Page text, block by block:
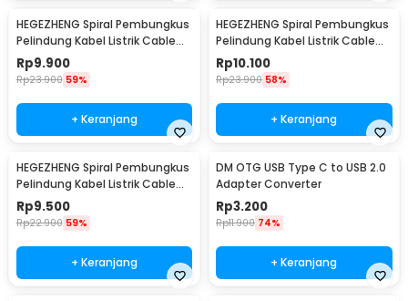
HEGEZHENG Spiral Pembungkus
Pelindung Kabel Listrik Cable
Organizer 6mmx14M - HPS-60
Rp9.900
Rp23.900 59%
+ Keranjang
HEGEZHENG Spiral Pembungkus
Pelindung Kabel Listrik Cable
Organizer 10mmx8M - HPS-60
Rp10.100
Rp23.900 58%
+ Keranjang
HEGEZHENG Spiral Pembungkus
Pelindung Kabel Listrik Cable
Organizer 14mmx4.5M - HPS-
60
Rp9.500
Rp22.900 59%
+ Keranjang
DM OTG USB Type C to USB 2.0
Adapter Converter
Rp3.200
Rp11.900 74%
+ Keranjang